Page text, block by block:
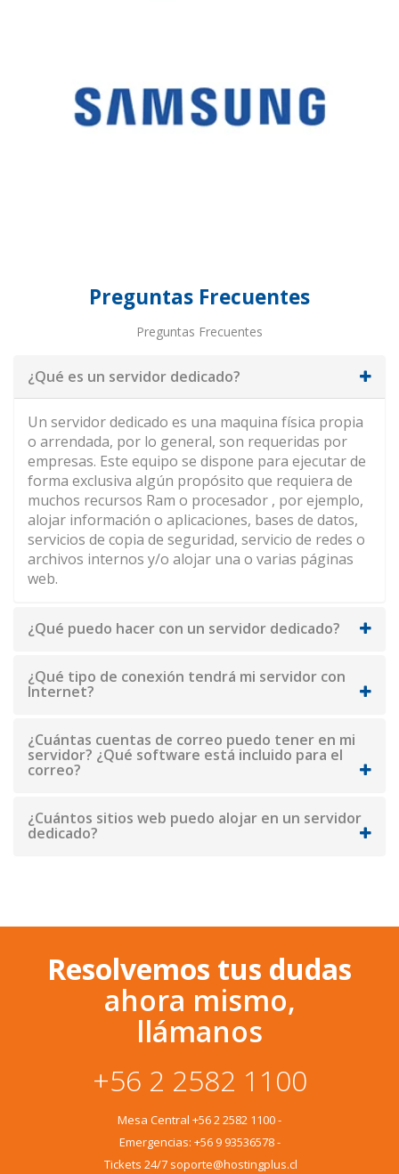
Preguntas Frecuentes
Preguntas Frecuentes
¿Qué es un servidor dedicado?
Un servidor dedicado es una maquina física propia
o arrendada, por lo general, son requeridas por
empresas. Este equipo se dispone para ejecutar de
forma exclusiva algún propósito que requiera de
muchos recursos Ram o procesador , por ejemplo,
alojar información o aplicaciones, bases de datos,
servicios de copia de seguridad, servicio de redes o
archivos internos y/o alojar una o varias páginas
web.
¿Qué puedo hacer con un servidor dedicado?
¿Qué tipo de conexión tendrá mi servidor con
Internet?
¿Cuántas cuentas de correo puedo tener en mi
servidor? ¿Qué software está incluido para el
correo?
¿Cuántos sitios web puedo alojar en un servidor
dedicado?
Resolvemos tus dudas
ahora mismo,
llámanos
+56 2 2582 1100
Mesa Central +56 2 2582 1100-
Emergencias: +56 9 93536578-
Tickets 24/7 soporte@hostingplus.cl